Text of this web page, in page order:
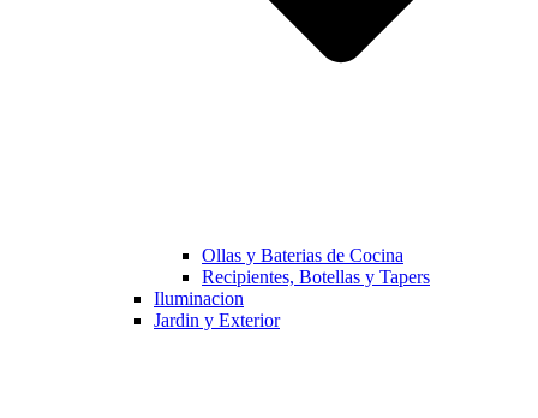
Ollas y Baterias de Cocina
Recipientes, Botellas y Tapers
Iluminacion
Jardin y Exterior